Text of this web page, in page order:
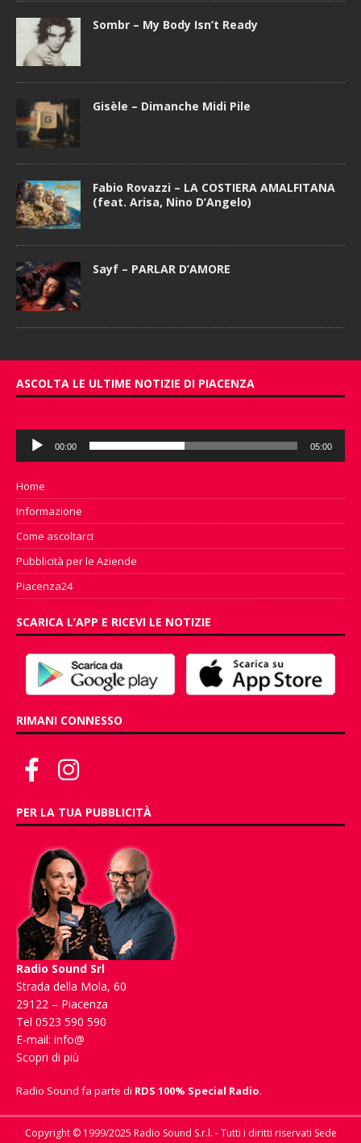
Sombr – My Body Isn’t Ready
Gisèle – Dimanche Midi Pile
Fabio Rovazzi – LA COSTIERA AMALFITANA
(feat. Arisa, Nino D’Angelo)
Sayf – PARLAR D’AMORE
ASCOLTA LE ULTIME NOTIZIE DI PIACENZA
Audio
Player
00:00 05:00
Home
Informazione
Come ascoltarci
Pubblicità per le Aziende
Piacenza24
SCARICA L’APP E RICEVI LE NOTIZIE
RIMANI CONNESSO
PER LA TUA PUBBLICITÀ
Radio Sound Srl
Strada della Mola, 60
29122 – Piacenza
Tel 0523 590 590
E-mail: info@
Scopri di più
Radio Sound fa parte di RDS 100% Special Radio.
Copyright © 1999/2025 Radio Sound S.r.l. - Tutti i diritti riservati Sede